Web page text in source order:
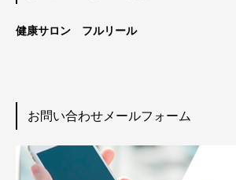
健康サロン フルリール
お問い合わせメールフォーム